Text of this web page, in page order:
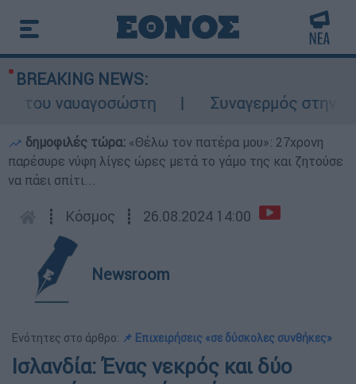
BREAKING NEWS:
ναυαγοσώστη
Συναγερμός στην
δημοφιλές τώρα: «Θέλω τον πατέρα μου»: 27χρονη
παρέσυρε νύφη λίγες ώρες μετά το γάμο της και ζητούσε
να πάει σπίτι...
┋ Κόσμος ┋ 26.08.2024 14:00
Newsroom
Ενότητες στο άρθρο: 📌 Επιχειρήσεις «σε δύσκολες συνθήκες»
Ισλανδία: Ένας νεκρός και δύο